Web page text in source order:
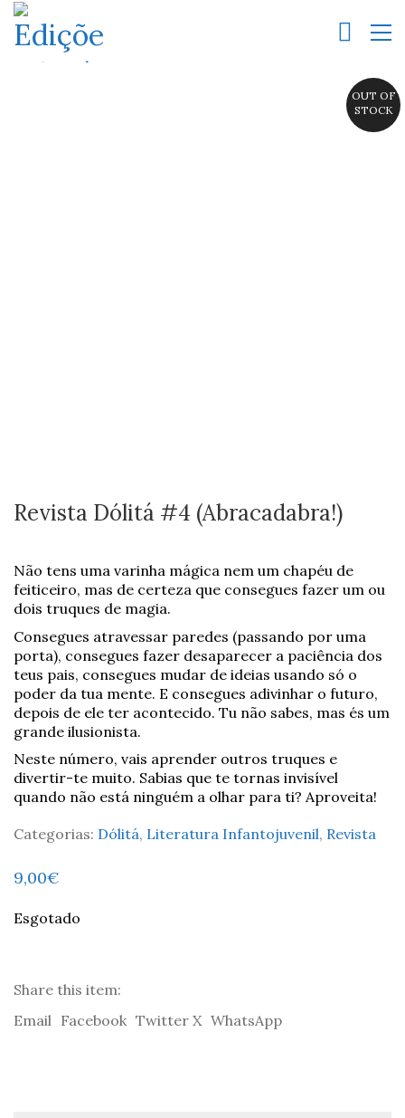
OUT OF
STOCK
Revista Dólitá #4 (Abracadabra!)
Não tens uma varinha mágica nem um chapéu de
feiticeiro, mas de certeza que consegues fazer um ou
dois truques de magia.
Consegues atravessar paredes (passando por uma
porta), consegues fazer desaparecer a paciência dos
teus pais, consegues mudar de ideias usando só o
poder da tua mente. E consegues adivinhar o futuro,
depois de ele ter acontecido. Tu não sabes, mas és um
grande ilusionista.
Neste número, vais aprender outros truques e
divertir-te muito. Sabias que te tornas invisível
quando não está ninguém a olhar para ti? Aproveita!
Categorias: Dólitá, Literatura Infantojuvenil, Revista
9,00€
Esgotado
Share this item:
Email Facebook Twitter X WhatsApp